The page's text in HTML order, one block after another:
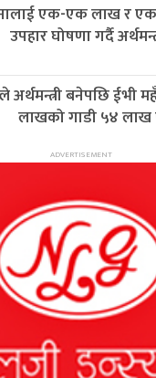
एक-एक लाख र
उपहार घोषणा गर्दै
अर्थमन्त्री बनेपछि ईभी
लाखको गाडी ५४ लाख